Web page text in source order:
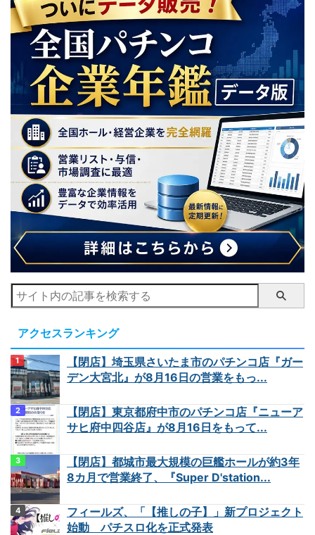
アクセスランキング
【閉店】埼玉県さいたま市のパチンコ店『ガー
デン大宮北』が8月16日の営業をもっ...
【閉店】東京都府中市のパチンコ店『ニューア
サヒ府中四谷店』が8月16日をもって...
【閉店】都城市最大規模の巨艦ホールが約3年
8カ月で営業終了、『Super D'station...
フィールズ、「【推しの子】」新プロジェクト
始動 パチスロ化を正式発表